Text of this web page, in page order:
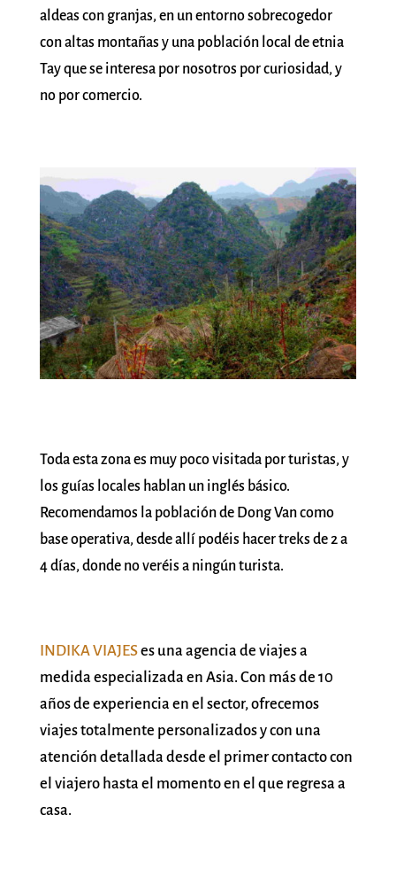
aldeas con granjas, en un entorno sobrecogedor
con altas montañas y una población local de etnia
Tay que se interesa por nosotros por curiosidad, y
no por comercio.
Toda esta zona es muy poco visitada por turistas, y
los guías locales hablan un inglés básico.
Recomendamos la población de Dong Van como
base operativa, desde allí podéis hacer treks de 2 a
4 días, donde no veréis a ningún turista.
INDIKA VIAJESes una agencia de viajes a
medida especializada en Asia. Con más de 10
años de experiencia en el sector, ofrecemos
viajes totalmente personalizados y con una
atención detallada desde el primer contacto con
el viajero hasta el momento en el que regresa a
casa.